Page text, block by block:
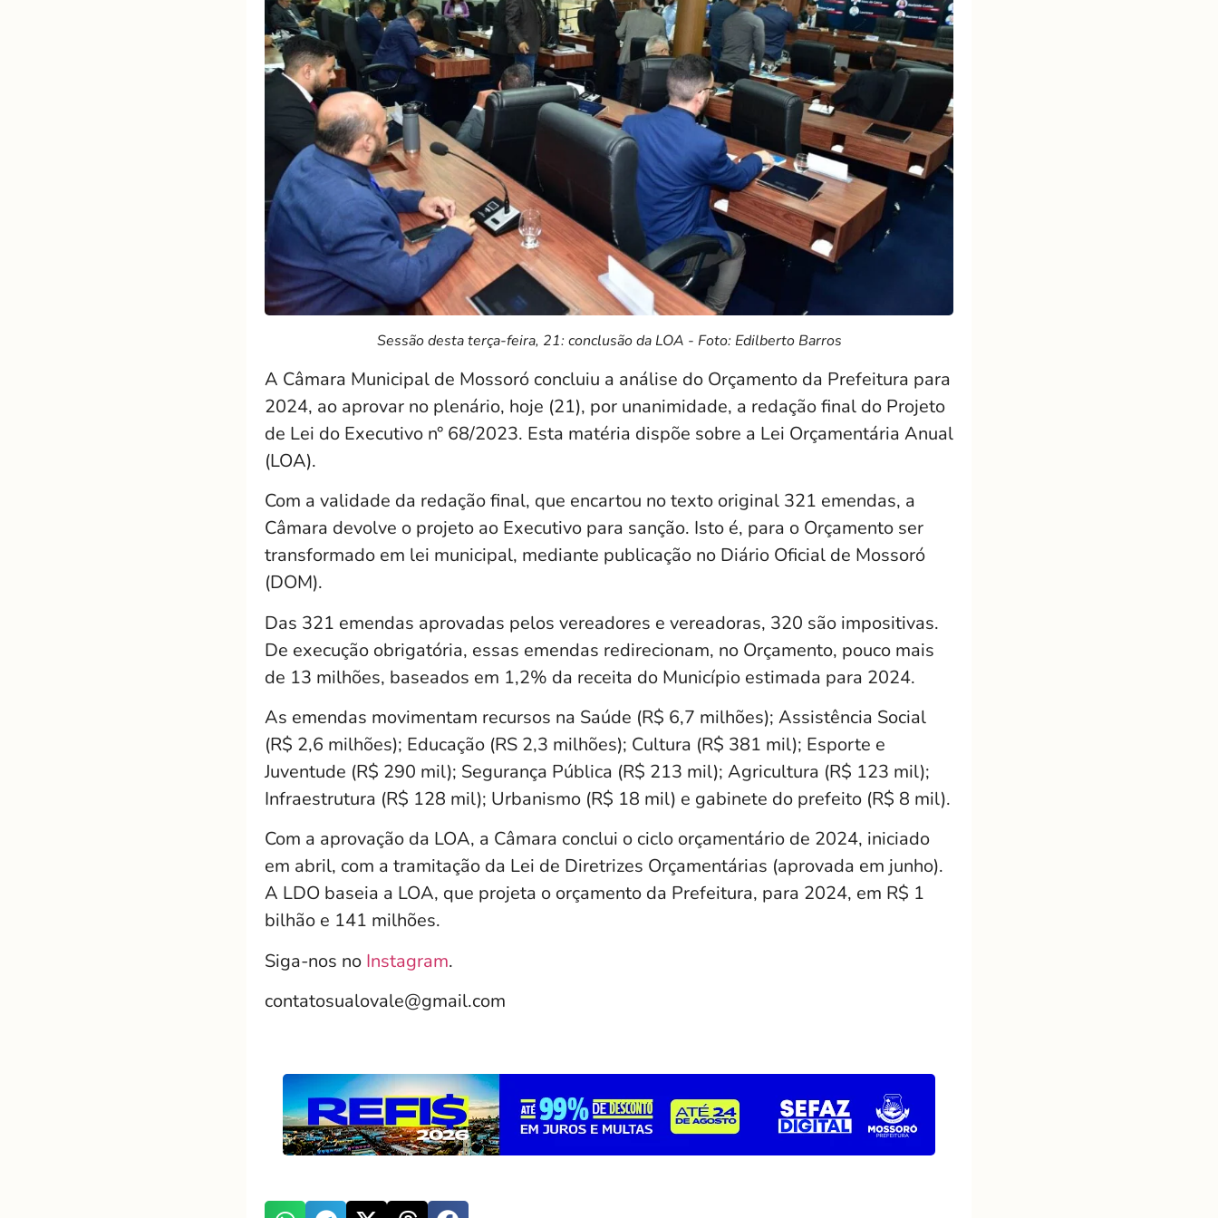
Sessão desta terça-feira, 21: conclusão da LOA - Foto: Edilberto Barros
A Câmara Municipal de Mossoró concluiu a análise do Orçamento da Prefeitura para
2024, ao aprovar no plenário, hoje (21), por unanimidade, a redação final do Projeto
de Lei do Executivo n° 68/2023. Esta matéria dispõe sobre a Lei Orçamentária Anual
(LOA).
Com a validade da redação final, que encartou no texto original 321 emendas, a
Câmara devolve o projeto ao Executivo para sanção. Isto é, para o Orçamento ser
transformado em lei municipal, mediante publicação no Diário Oficial de Mossoró
(DOM).
Das 321 emendas aprovadas pelos vereadores e vereadoras, 320 são impositivas.
De execução obrigatória, essas emendas redirecionam, no Orçamento, pouco mais
de 13 milhões, baseados em 1,2% da receita do Município estimada para 2024.
As emendas movimentam recursos na Saúde (R$ 6,7 milhões); Assistência Social
(R$ 2,6 milhões); Educação (RS 2,3 milhões); Cultura (R$ 381 mil); Esporte e
Juventude (R$ 290 mil); Segurança Pública (R$ 213 mil); Agricultura (R$ 123 mil);
Infraestrutura (R$ 128 mil); Urbanismo (R$ 18 mil) e gabinete do prefeito (R$ 8 mil).
Com a aprovação da LOA, a Câmara conclui o ciclo orçamentário de 2024, iniciado
em abril, com a tramitação da Lei de Diretrizes Orçamentárias (aprovada em junho).
A LDO baseia a LOA, que projeta o orçamento da Prefeitura, para 2024, em R$ 1
bilhão e 141 milhões.
Siga-nos no Instagram.
contatosualovale@gmail.com